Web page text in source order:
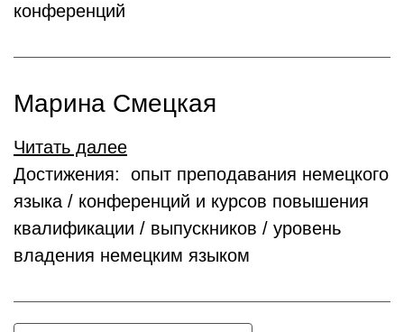
конференций
Марина Смецкая
Читать далее
Достижения: опыт преподавания немецкого
языка / конференций и курсов повышения
квалификации / выпускников / уровень
владения немецким языком